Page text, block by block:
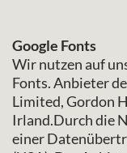
Google Fonts
Wir nutzen auf
Fonts. Anbieter
Limited, Gordon
Irland.Durch die
einer